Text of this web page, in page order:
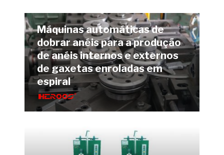
Máquinas automáticas de
dobrar anéis para a produção
de anéis internos e externos
de gaxetas enroladas em
espiral